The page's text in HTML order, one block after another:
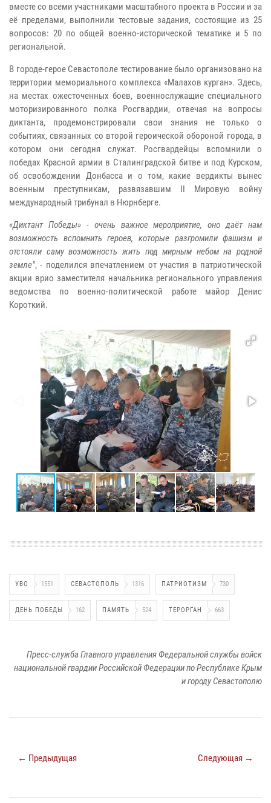
вместе со всеми участниками масштабного проекта в России и за
её пределами, выполнили тестовые задания, состоящие из 25
вопросов: 20 по общей военно-исторической тематике и 5 по
региональной.
В городе-герое Севастополе тестирование было организовано на
территории мемориального комплекса «Малахов курган». Здесь,
на местах ожесточенных боев, военнослужащие специального
моторизированного полка Росгвардии, отвечая на вопросы
диктанта, продемонстрировали свои знания не только о
событиях, связанных со второй героической обороной города, в
котором они сегодня служат. Росгвардейцы вспомнили о
победах Красной армии в Сталинградской битве и под Курском,
об освобождении Донбасса и о том, какие вердикты вынес
военным преступникам, развязавшим II Мировую войну
международный трибунал в Нюрнберге.
«Диктант Победы» - очень важное мероприятие, оно даёт нам
возможность вспомнить героев, которые разгромили фашизм и
отстояли саму возможность жить под мирным небом на родной
земле", - поделился впечатлением от участия в патриотической
акции врио заместителя начальника регионального управления
ведомства по военно-политической работе майор Денис
Короткий.
УВО 1551 СЕВАСТОПОЛЬ 1316 ПАТРИОТИЗМ 730
ДЕНЬ ПОБЕДЫ 162 ПАМЯТЬ 524 ТЕРОРГАН 663
Пресс-служба Главного управления Федеральной службы войск
национальной гвардии Российской Федерации по Республике Крым
и городу Севастополю
← Предыдущая Следующая →